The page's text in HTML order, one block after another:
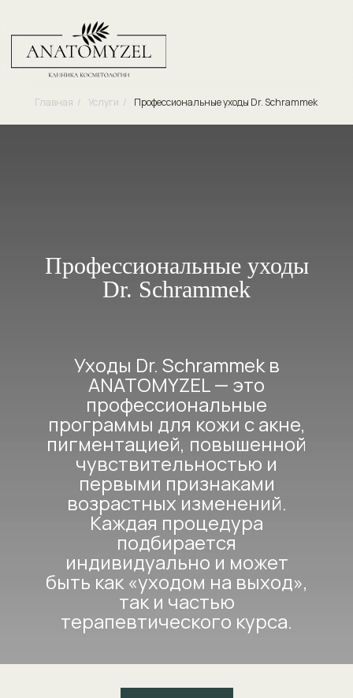
Главная / Услуги / Профессиональные уходы Dr. Schrammek
Профессиональные уходы
Dr. Schrammek
Уходы Dr. Schrammek в
ANATOMYZEL — это
профессиональные
программы для кожи с акне,
пигментацией, повышенной
чувствительностью и
первыми признаками
возрастных изменений.
Каждая процедура
подбирается
индивидуально и может
быть как «уходом на выход»,
так и частью
терапевтического курса.